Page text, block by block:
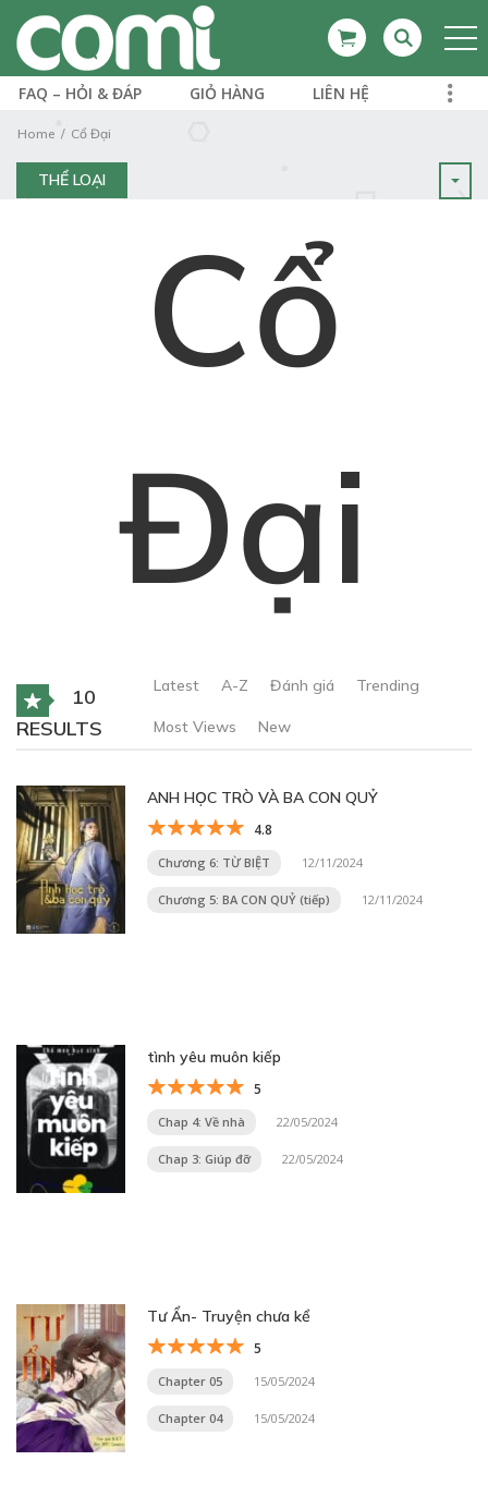
FAQ – HỎI & ĐÁP GIỎ HÀNG LIÊN HỆ
Home Cổ Đại
THỂ LOẠI
Cổ
Đại
10
RESULTS
Latest A-Z Đánh giá Trending
Most Views New
ANH HỌC TRÒ VÀ BA CON QUỶ
4.8
Chương 6: TỪ BIỆT 12/11/2024
Chương 5: BA CON QUỶ (tiếp) 12/11/2024
tình yêu muôn kiếp
5
Chap 4: Về nhà 22/05/2024
Chap 3: Giúp đỡ 22/05/2024
Tư Ẩn- Truyện chưa kể
5
Chapter 05 15/05/2024
Chapter 04 15/05/2024